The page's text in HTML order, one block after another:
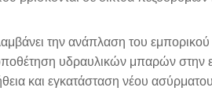
την ανάπλαση του εμπορικού
υδραυλικών μπαρών
και εγκατάσταση νέου